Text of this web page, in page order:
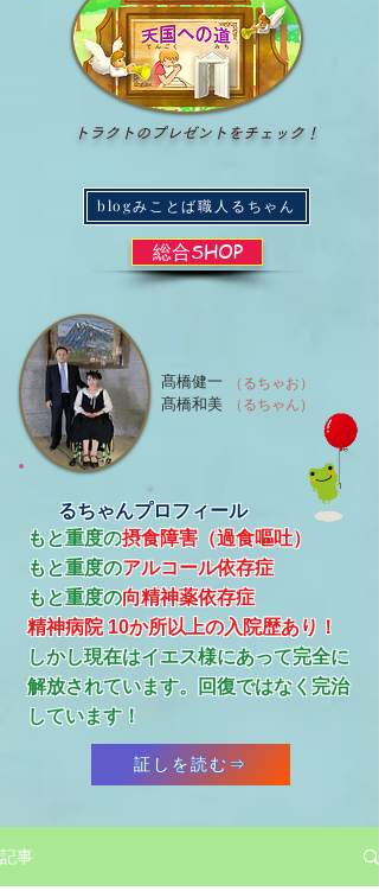
トラクトのプレゼントをチェック！
blogみことば職人るちゃん
総合SHOP
（るちゃお）
（るちゃん）
髙橋健一
髙橋和美
るちゃんプロフィール
もと重度の摂食障害（過食嘔吐）
もと重度のアルコール依存症
​もと重度の向精神薬依存症
精神病院 10か所以上の入院歴あり！
​しかし現在はイエス様にあって完全に
解放されています。回復ではなく完治
しています！
証しを読む⇒
記事